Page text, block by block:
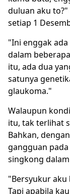
duluan aku
setiap 1
"Ini enggak
dalam
itu, ada dua
satunya
glaukoma."
Walaupun
itu, tak terlihat
Bahkan,
gangguan
singkong
"Bersyukur aku
Tapi apabila